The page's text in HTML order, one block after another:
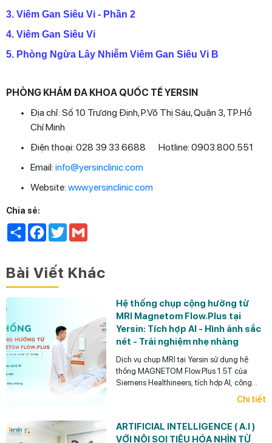
3. Viêm Gan Siêu Vi - Phần 2
4. Viêm Gan Siêu Vi
5. Phòng Ngừa Lây Nhiễm Viêm Gan Siêu Vi B
PHÒNG KHÁM ĐA KHOA QUỐC TẾ YERSIN
Địa chỉ: Số 10 Trương Định, P.Võ Thị Sáu, Quận 3, TP.Hồ
Chí Minh
Điện thoại: 028 39 33 6688 Hotline: 0903.800.551
Email: info@yersinclinic.com
Website: www.yersinclinic.com
Chia sẻ:
Share Facebook
Twitter
Bài Viết Khác
Hệ thống chụp cộng hưởng từ
MRI Magnetom Flow.Plus tại
Yersin: Tích hợp AI - Hình ảnh sắc
nét - Trải nghiệm nhẹ nhàng
Dịch vụ chụp MRI tại Yersin sử dụng hệ
thống MAGNETOM Flow.Plus 1.5T của
Siemens Healthineers, tích hợp AI, công
nghệ Deep Resolve, khử tiếng ồn và tối ưu
Chi tiết
ARTIFICIAL INTELLIGENCE ( A.I )
VỚI NỘI SOI TIÊU HÓA NHÌN TỪ